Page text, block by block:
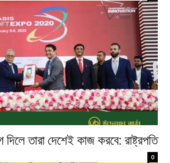
তারা দেশেই কাজ করবে: রাষ্ট্রপতি
0